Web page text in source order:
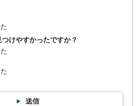
けやすかったですか？
送信